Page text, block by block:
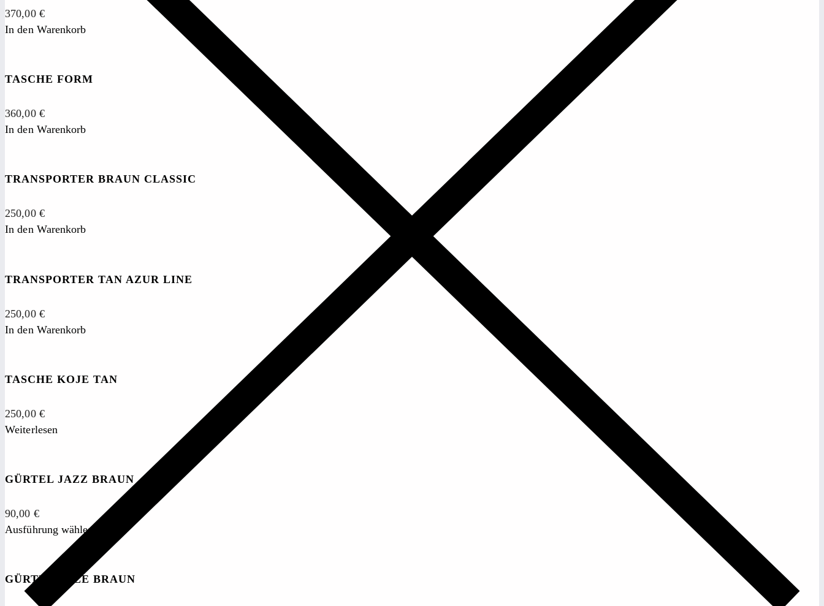
370,00 €
In den Warenkorb
TASCHE FORM
360,00 €
In den Warenkorb
TRANSPORTER BRAUN CLASSIC
250,00 €
In den Warenkorb
TRANSPORTER TAN AZUR LINE
250,00 €
In den Warenkorb
TASCHE KOJE TAN
250,00 €
Weiterlesen
GÜRTEL JAZZ BRAUN
90,00 €
Ausführung wählen
GÜRTEL SOLE BRAUN